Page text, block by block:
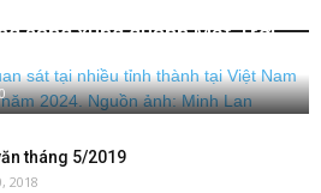
sáng xung quanh Mặt Trời
0
tháng 5/2019
2018